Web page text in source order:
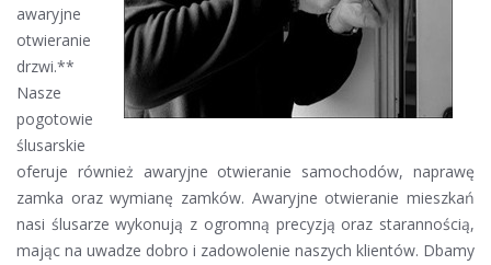
awaryjne
otwieranie
drzwi.**
Nasze
pogotowie
ślusarskie
oferuje również awaryjne otwieranie samochodów, naprawę
zamka oraz wymianę zamków. Awaryjne otwieranie mieszkań
nasi ślusarze wykonują z ogromną precyzją oraz starannością,
mając na uwadze dobro i zadowolenie naszych klientów. Dbamy